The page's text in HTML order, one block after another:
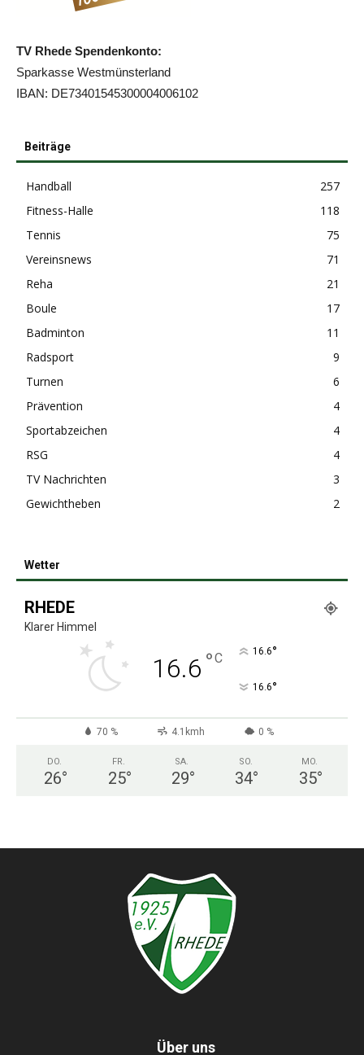
TV Rhede Spendenkonto:
Sparkasse Westmünsterland
IBAN: DE73401545300004006102
Beiträge
Handball
257
Fitness-Halle
118
Tennis
75
Vereinsnews
71
Reha
21
Boule
17
Badminton
11
Radsport
9
Turnen
6
Prävention
4
Sportabzeichen
4
RSG
4
TV Nachrichten
3
Gewichtheben
2
Wetter
RHEDE
Klarer Himmel
16.6 °C 16.6°
16.6°
70 % 4.1kmh 0 %
DO.
26°
FR.
25°
SA.
29°
SO.
34°
MO.
35°
Über uns